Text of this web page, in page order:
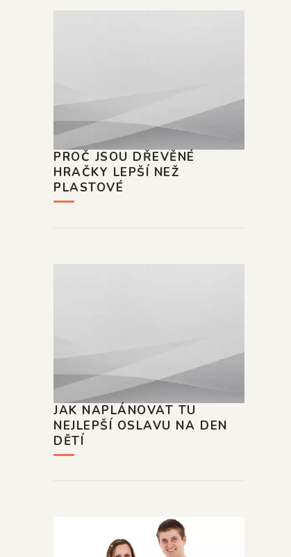
PROČ JSOU DŘEVĚNÉ
HRAČKY LEPŠÍ NEŽ
PLASTOVÉ
JAK NAPLÁNOVAT TU
NEJLEPŠÍ OSLAVU NA DEN
DĚTÍ